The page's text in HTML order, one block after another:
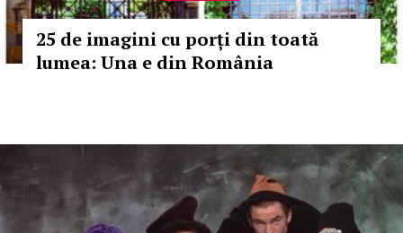
25 de imagini cu porți din toată
lumea: Una e din România